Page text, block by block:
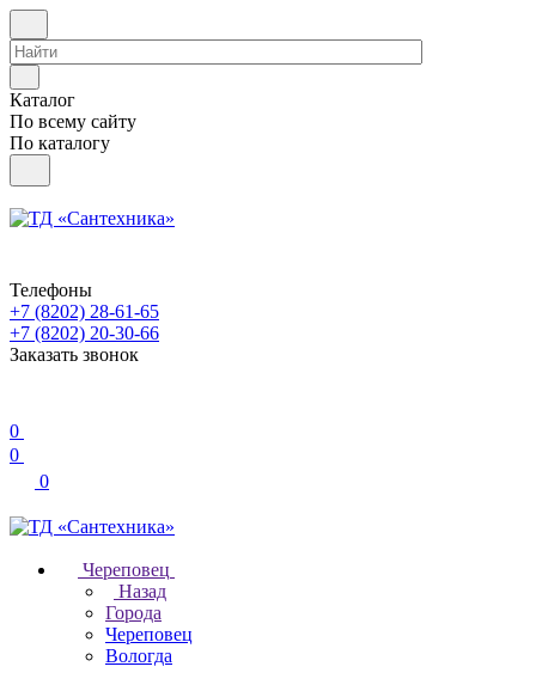
Каталог
По всему сайту
По каталогу
Телефоны
+7 (8202) 28‑61-65
+7 (8202) 20‑30-66
Заказать звонок
0
0
0
Череповец
Назад
Города
Череповец
Вологда